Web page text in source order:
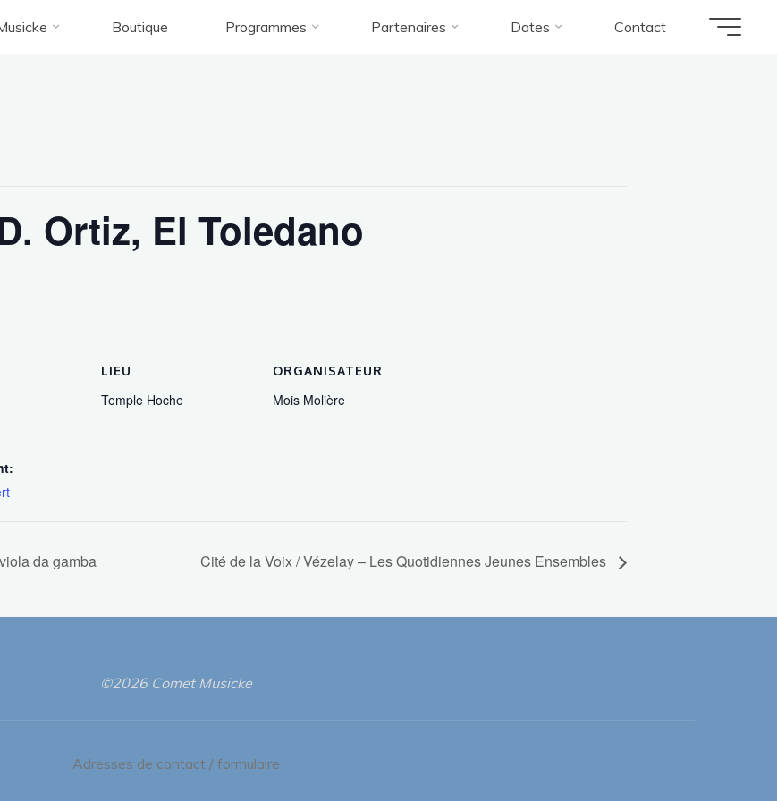
Boutique Programmes Partenaires Dates Contact
AccueilÉvènement Mois Molière – D. Ortiz, El Toledano
Ortiz, El Toledano
LIEU
Temple Hoche
ORGANISATEUR
Mois Molière
da gamba Cité de la Voix / Vézelay – Les Quotidiennes Jeunes Ensembles
©2026 Comet Musicke
Adresses de contact / formulaire